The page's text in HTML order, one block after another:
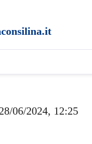
06/2024, 12:25